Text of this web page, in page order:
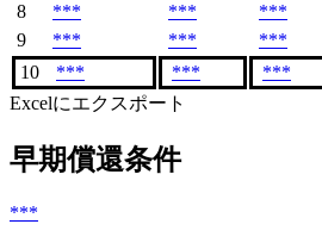
8
*** *** ***
9
*** *** ***
10
*** *** ***
Excelにエクスポート
早期償還条件
***